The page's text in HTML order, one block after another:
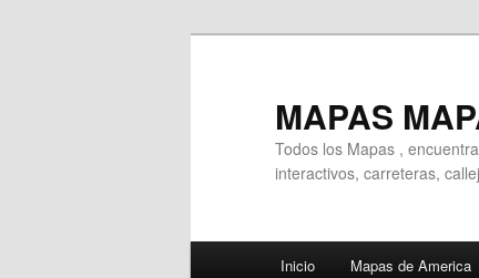
MAPAS
Todos los Mapas ,
interactivos, carreteras,
Inicio Mapas de America